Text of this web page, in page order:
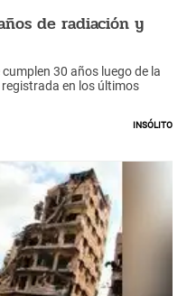
de radiación y
30 años luego de la
en los últimos
Insólito